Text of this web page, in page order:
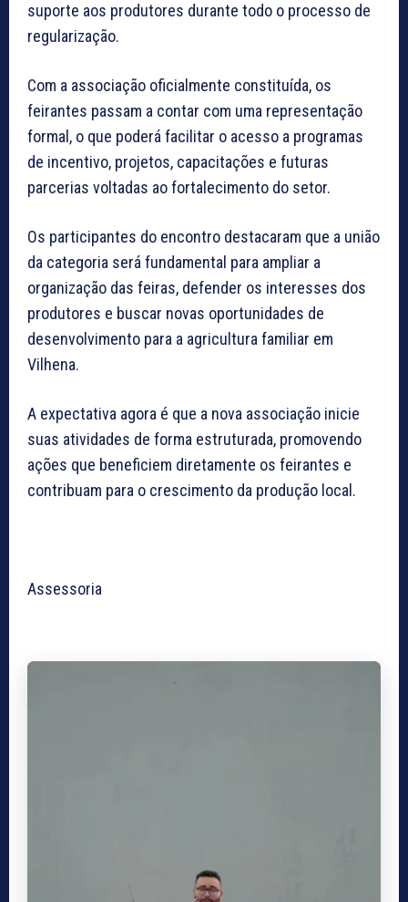
suporte aos produtores durante todo o processo de
regularização.
Com a associação oficialmente constituída, os
feirantes passam a contar com uma representação
formal, o que poderá facilitar o acesso a programas
de incentivo, projetos, capacitações e futuras
parcerias voltadas ao fortalecimento do setor.
Os participantes do encontro destacaram que a união
da categoria será fundamental para ampliar a
organização das feiras, defender os interesses dos
produtores e buscar novas oportunidades de
desenvolvimento para a agricultura familiar em
Vilhena.
A expectativa agora é que a nova associação inicie
suas atividades de forma estruturada, promovendo
ações que beneficiem diretamente os feirantes e
contribuam para o crescimento da produção local.
Assessoria